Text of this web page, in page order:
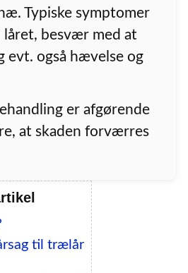
Typiske symptomer
låret, besvær med at
evt. også hævelse og
er afgørende
at skaden forværres
til trælår